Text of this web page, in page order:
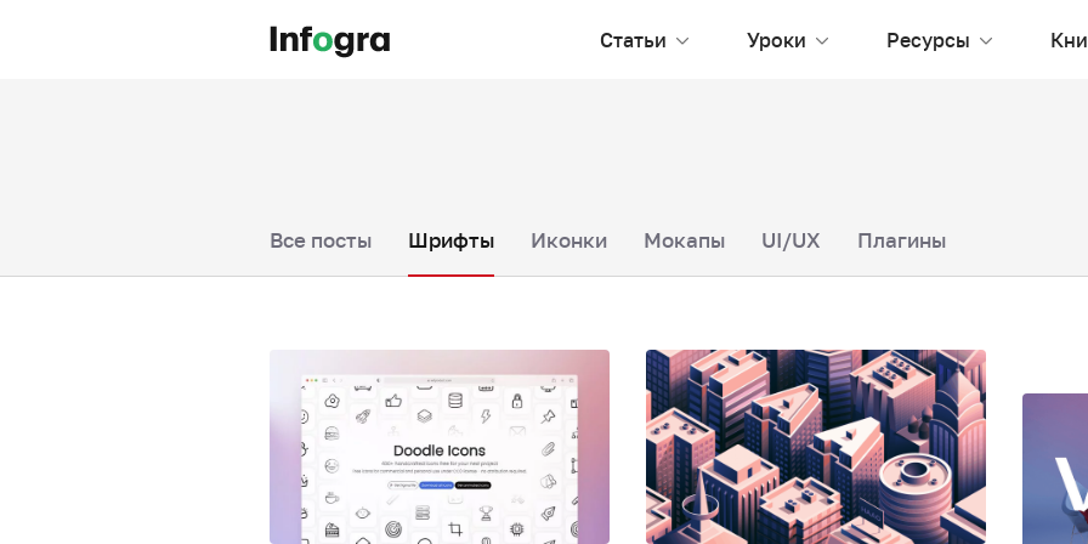
Статьи Уроки Ресурсы
Все посты Шрифты Иконки Мокапы UI/UX Плагины